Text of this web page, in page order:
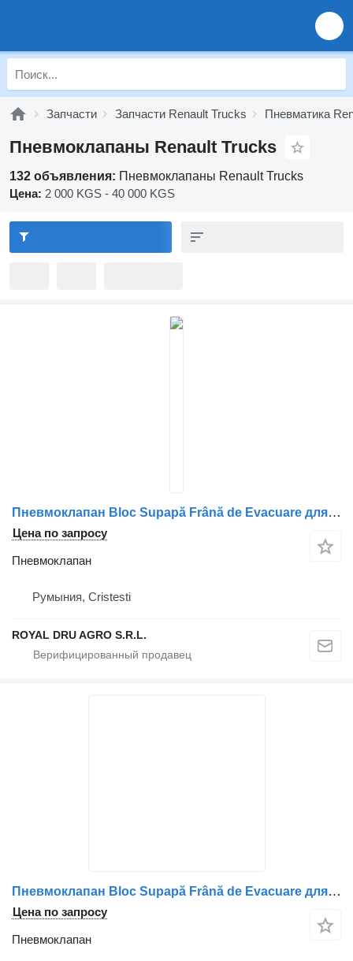
Запчасти Запчасти Renault Trucks Пневматика
Пневмоклапаны Renault Trucks
132 объявления: Пневмоклапаны Renault Trucks
Цена: 2 000 KGS - 40 000 KGS
Пневмоклапан Bloc Supapă Frână de Evacuare для грузовика Renault 142962371
Цена по запросу
Пневмоклапан
Румыния, Cristesti
ROYAL DRU AGRO S.R.L.
Пневмоклапан Bloc Supapă Frână de Evacuare для грузовика Renault 21515323 22634858 23507525
Цена по запросу
Пневмоклапан